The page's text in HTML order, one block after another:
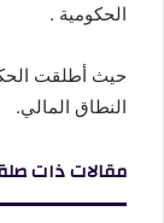
الحكومية .
حيث أطلقت
النطاق المالي.
مقالات ذات